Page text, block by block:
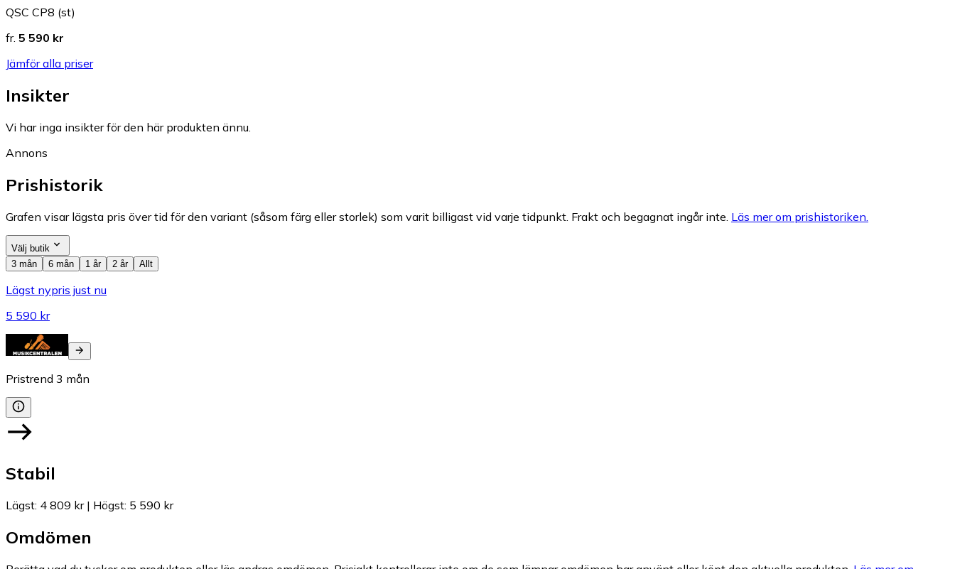
QSC CP8 (st)
fr. 5 590 kr
Jämför alla priser
Insikter
Vi har inga insikter för den här produkten ännu.
Annons
Prishistorik
Grafen visar lägsta pris över tid för den variant (såsom färg eller storlek) som varit billigast vid varje tidpunkt. Frakt och begagnat ingår inte. Läs mer om prishistoriken.
Välj butik
3 mån
6 mån 1 år 2 år Allt
Lägst nypris just nu
5 590 kr
Pristrend 3 mån
Stabil
Lägst: 4 809 kr| Högst: 5 590 kr
Omdömen